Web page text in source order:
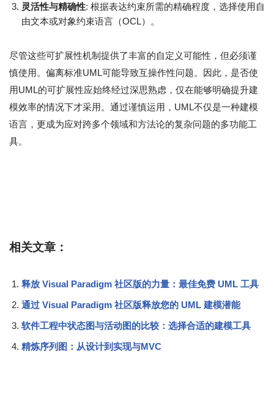
灵活性与精确性: 根据表达约束所需的精确程度，选择使用自
由文本或对象约束语言（OCL）。
尽管这些可扩展性机制提供了丰富的自定义可能性，但必须谨
慎使用。偏离标准UML可能导致互操作性问题。因此，是否使
用UML的可扩展性应始终经过深思熟虑，仅在能够明确提升建
模效率的情况下才采用。通过谨慎运用，UML不仅是一种建模
语言，更成为应对跨多个领域和方法论的复杂问题的多功能工
具。
相关文章：
释放 Visual Paradigm 社区版的力量：最佳免费 UML 工具
通过 Visual Paradigm 社区版释放您的 UML 建模潜能
软件工程中状态图与活动图的比较：选择合适的建模工具
精炼序列图：从设计到实现与MVC